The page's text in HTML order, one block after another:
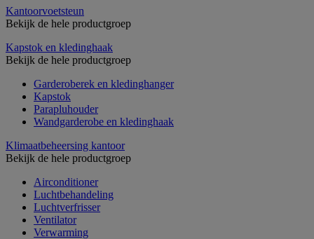
Kantoorvoetsteun
Bekijk de hele productgroep
Kapstok en kledinghaak
Bekijk de hele productgroep
Garderoberek en kledinghanger
Kapstok
Parapluhouder
Wandgarderobe en kledinghaak
Klimaatbeheersing kantoor
Bekijk de hele productgroep
Airconditioner
Luchtbehandeling
Luchtverfrisser
Ventilator
Verwarming